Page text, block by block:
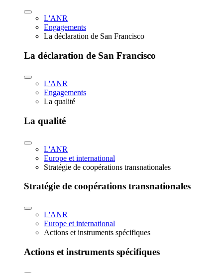
L'ANR
Engagements
La déclaration de San Francisco
La déclaration de San Francisco
L'ANR
Engagements
La qualité
La qualité
L'ANR
Europe et international
Stratégie de coopérations transnationales
Stratégie de coopérations transnationales
L'ANR
Europe et international
Actions et instruments spécifiques
Actions et instruments spécifiques